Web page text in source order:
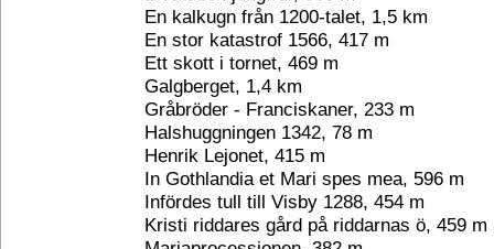
En kalkugn från 1200-talet, 1,5 km
En stor katastrof 1566, 417 m
Ett skott i tornet, 469 m
Galgberget, 1,4 km
Gråbröder - Franciskaner, 233 m
Halshuggningen 1342, 78 m
Henrik Lejonet, 415 m
In Gothlandia et Mari spes mea, 596 m
Infördes tull till Visby 1288, 454 m
Kristi riddares gård på riddarnas ö, 459 m